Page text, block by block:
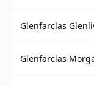
Glenfarclas
Glenfarclas